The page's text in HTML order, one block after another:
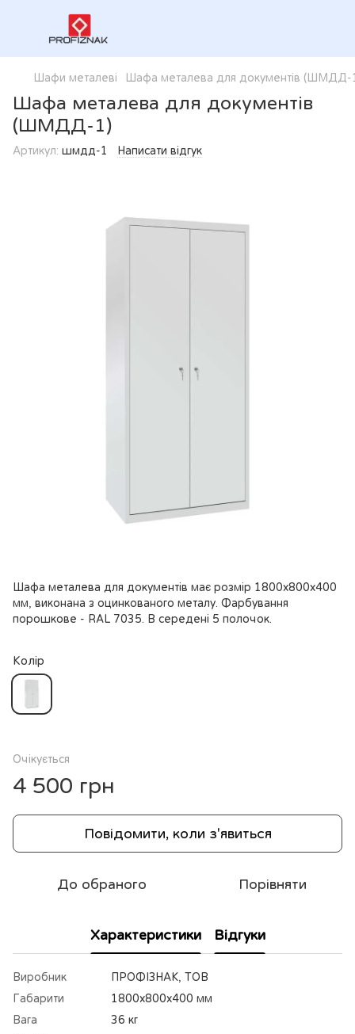
Шафи металеві Шафа металева для документів (ШМДД-
Шафа металева для документів
(ШМДД-1)
Артикул: шмдд-1 Написати відгук
Шафа металева для документів має розмір 1800х800х400
мм, виконана з оцинкованого металу. Фарбування
порошкове - RAL 7035. В середені 5 полочок.
Колір
Очікується
4 500 грн
Повідомити, коли з'явиться
До обраного Порівняти
Характеристики Відгуки
Виробник
ПРОФІЗНАК, ТОВ
Габарити
1800х800х400 мм
Вага
36 кг